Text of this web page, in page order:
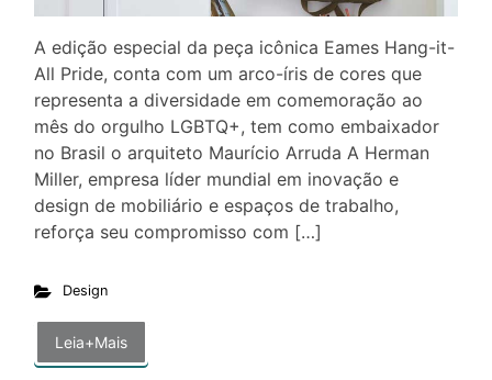
A edição especial da peça icônica Eames Hang-it-
All Pride, conta com um arco-íris de cores que
representa a diversidade em comemoração ao
mês do orgulho LGBTQ+, tem como embaixador
no Brasil o arquiteto Maurício Arruda A Herman
Miller, empresa líder mundial em inovação e
design de mobiliário e espaços de trabalho,
reforça seu compromisso com […]
Design
Leia+Mais